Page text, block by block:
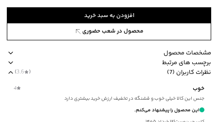
افزودن به سبد خرید
محصول در شعب حضوری
مشخصات محصول
کد محصول
آستین
جنس پارچه
برچسب های مرتبط
نظرات کاربران (7) (
3.6
)
خوب
4
جنس این کالا خیلی خوب و قشنگه در تخفیف ارزش خرید بیشتری دارد
این محصول را پیشنهاد می‌کنم.